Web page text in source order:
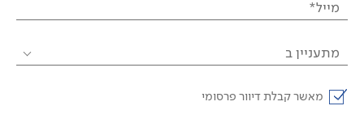
מייל*
מתעניין ב
מאשר קבלת דיוור פרסומי